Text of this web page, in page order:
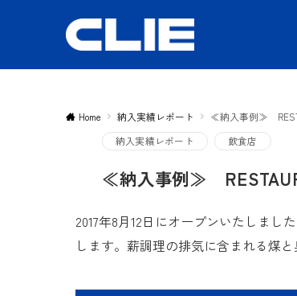
Home 納入実績レポート
≪納入事例≫
納入実績レポート
飲食店
≪納入事例≫
2017年8月12日にオープンいたしまし
します。薪調理の排気に含まれる煤